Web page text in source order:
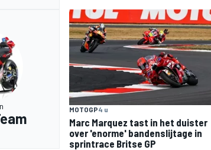
MOTOGP4 u
Marc Marquez tast in het duister
over 'enorme' bandenslijtage in
sprintrace Britse GP